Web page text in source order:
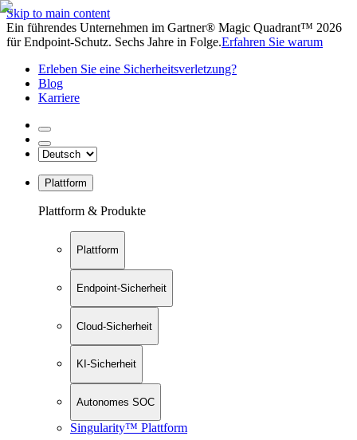
Skip to main content
Ein führendes Unternehmen im Gartner® Magic Quadrant™ 2026
für Endpoint-Schutz. Sechs Jahre in Folge.Erfahren Sie warum
Erleben Sie eine Sicherheitsverletzung?
Blog
Karriere
Plattform
Plattform & Produkte
Plattform
Endpoint-Sicherheit
Cloud-Sicherheit
KI-Sicherheit
Autonomes SOC
Singularity™ Plattform